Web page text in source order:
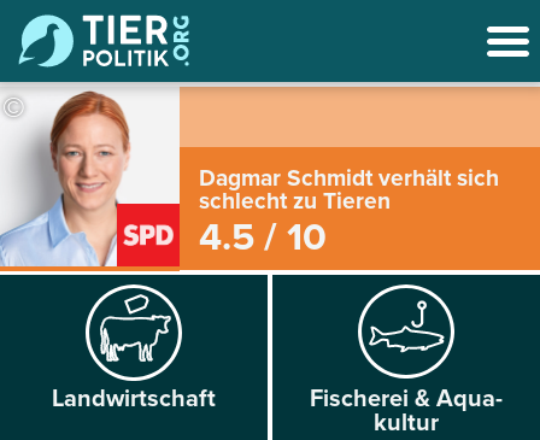
©
Dagmar Schmidt verhält sich
schlecht zu Tieren
4.5 / 10
Land­wirtschaft
Fischerei & Aqua­
kultur